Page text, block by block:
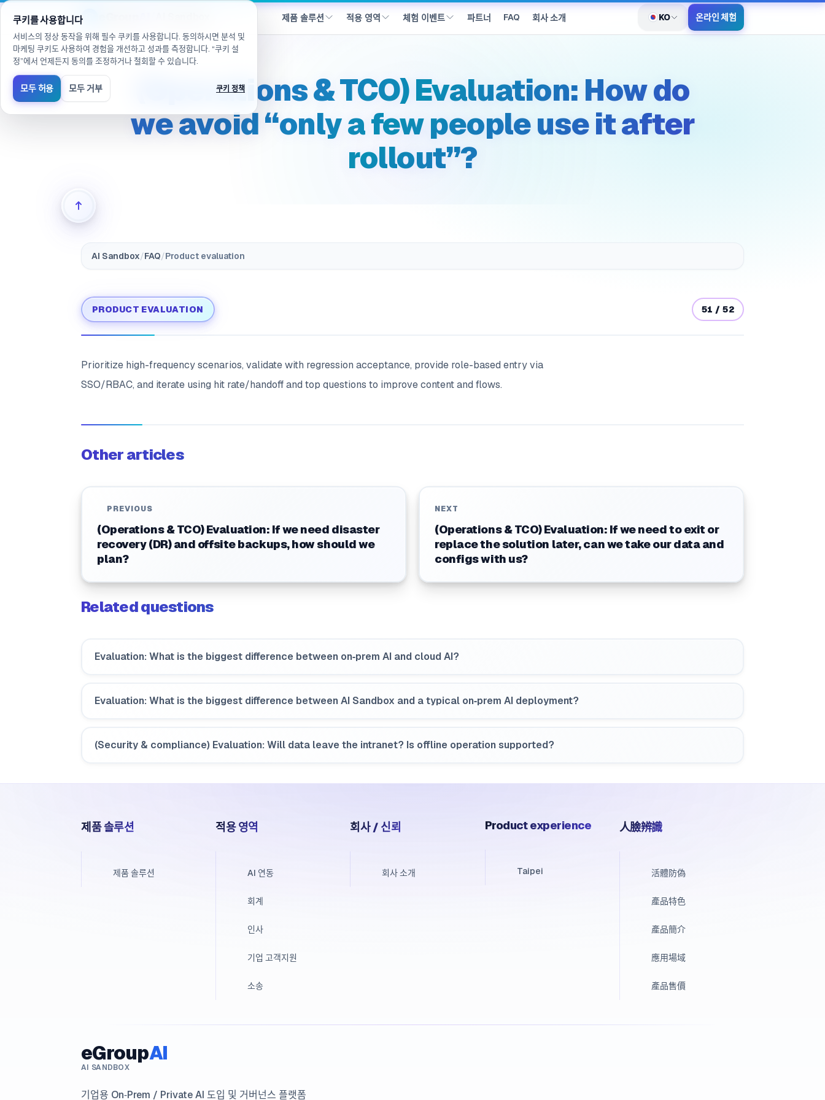
/ko/products/ai-sandbox/faq/evaluation.ops.adoption_avoid_low_usage(으)로 이동했습니다
제품 솔루션 적용 영역 체험 이벤트 파트너 FAQ 회사 소개 언어 전환
KO 온라인 체험
(Operations & TCO) Evaluation: How do
we avoid “only a few people use it after
rollout”?
AI Sandbox/FAQ/Product evaluation
PRODUCT EVALUATION 51 /52
Prioritize high-frequency scenarios, validate with regression acceptance, provide role-based entry via
SSO/RBAC, and iterate using hit rate/handoff and top questions to improve content and flows.
Other articles
PREVIOUS
(Operations & TCO) Evaluation: If we need disaster
recovery (DR) and offsite backups, how should we
plan?
NEXT
(Operations & TCO) Evaluation: If we need to exit or
replace the solution later, can we take our data and
configs with us?
Related questions
Evaluation: What is the biggest difference between on‑prem AI and cloud AI?
Evaluation: What is the biggest difference between AI Sandbox and a typical on‑prem AI deployment?
(Security & compliance) Evaluation: Will data leave the intranet? Is offline operation supported?
제품 솔루션
제품 솔루션
적용 영역
AI 연동
회계
인사
기업 고객지원
소송
회사 / 신뢰
회사 소개
Product experience
Taipei
人臉辨識
活體防偽
產品特色
產品簡介
應用場域
產品售價
eGroupAI
AI SANDBOX
기업용 On‑Prem / Private AI 도입 및 거버넌스 플랫폼
쿠키를 사용합니다
서비스의 정상 동작을 위해 필수 쿠키를 사용합니다. 동의하시면 분석 및
마케팅 쿠키도 사용하여 경험을 개선하고 성과를 측정합니다. “쿠키 설
정”에서 언제든지 동의를 조정하거나 철회할 수 있습니다.
모두 허용 모두 거부 쿠키 정책